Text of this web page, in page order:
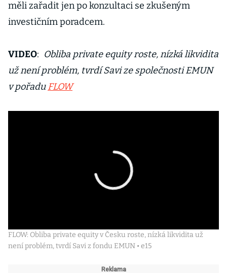
měli zařadit jen po konzultaci se zkušeným
investičním poradcem.
VIDEO: Obliba private equity roste, nízká likvidita
už není problém, tvrdí Savi ze společnosti EMUN
v pořaduFLOW
FLOW: Obliba private equity v Česku roste, nízká likvidita už
není problém, tvrdí Savi z fondu EMUN • e15